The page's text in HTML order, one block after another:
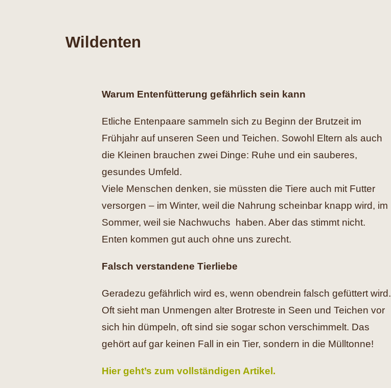
Wildenten
Warum Entenfütterung gefährlich sein kann
Etliche Entenpaare sammeln sich zu Beginn der Brutzeit im
Frühjahr auf unseren Seen und Teichen. Sowohl Eltern als auch
die Kleinen brauchen zwei Dinge: Ruhe und ein sauberes,
gesundes Umfeld.
Viele Menschen denken, sie müssten die Tiere auch mit Futter
versorgen – im Winter, weil die Nahrung scheinbar knapp wird, im
Sommer, weil sie Nachwuchs haben. Aber das stimmt nicht.
Enten kommen gut auch ohne uns zurecht.
Falsch verstandene Tierliebe
Geradezu gefährlich wird es, wenn obendrein falsch gefüttert wird.
Oft sieht man Unmengen alter Brotreste in Seen und Teichen vor
sich hin dümpeln, oft sind sie sogar schon verschimmelt. Das
gehört auf gar keinen Fall in ein Tier, sondern in die Mülltonne!
Hier geht’s zum vollständigen Artikel.